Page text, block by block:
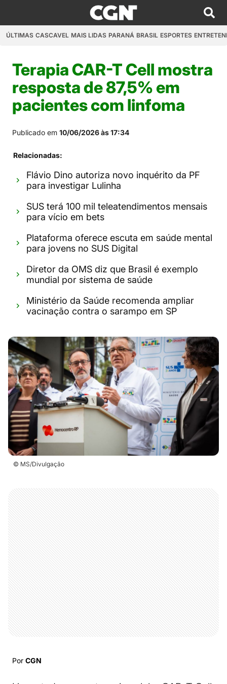
ÚLTIMAS CASCAVEL MAIS LIDAS PARANÁ BRASIL ESPORTES
Terapia CAR-T Cell mostra
resposta de 87,5% em
pacientes com linfoma
Publicado em 10/06/2026 às 17:34
Relacionadas:
Flávio Dino autoriza novo inquérito da PF
para investigar Lulinha
SUS terá 100 mil teleatendimentos mensais
para vício em bets
Plataforma oferece escuta em saúde mental
para jovens no SUS Digital
Diretor da OMS diz que Brasil é exemplo
mundial por sistema de saúde
Ministério da Saúde recomenda ampliar
vacinação contra o sarampo em SP
© MS/Divulgação
Por CGN